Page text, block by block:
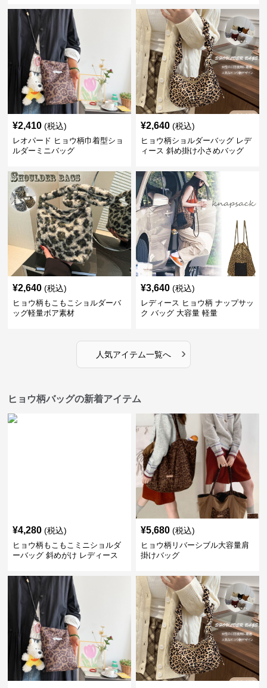
¥2,410 (税込)
レオパード ヒョウ柄巾着型ショ
ルダーミニバッグ
¥2,640 (税込)
ヒョウ柄ショルダーバッグ レデ
ィース 斜め掛け小さめバッグ
¥2,640 (税込)
ヒョウ柄もこもこショルダーバ
ッグ軽量ボア素材
¥3,640 (税込)
レディース ヒョウ柄 ナップサッ
ク バッグ 大容量 軽量
人気アイテム一覧へ ›
ヒョウ柄バッグの新着アイテム
¥4,280 (税込)
ヒョウ柄もこもこミニショルダ
ーバッグ 斜めがけ レディース
¥5,680 (税込)
ヒョウ柄リバーシブル大容量肩
掛けバッグ